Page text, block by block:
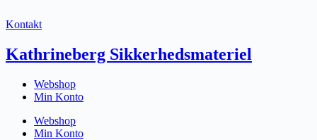
til
Kontakt
Kathrineberg Sikkerhedsmateriel
Webshop
Min Konto
Webshop
Min Konto